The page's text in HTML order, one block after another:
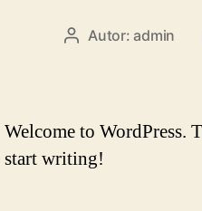
AutorAutor:admin
Welcome to WordPress.
start writing!